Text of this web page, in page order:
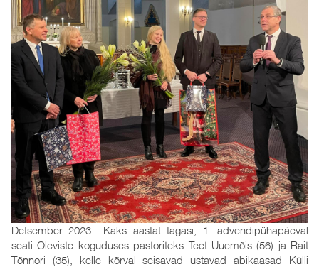
Detsember 2023 Kaks aastat tagasi, 1. advendipühapäeval
seati Oleviste koguduses pastoriteks Teet Uuemõis (56) ja Rait
Tõnnori (35), kelle kõrval seisavad ustavad abikaasad Külli